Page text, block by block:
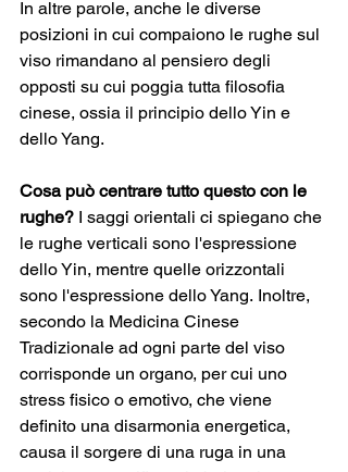
In altre parole, anche le diverse
posizioni in cui compaiono le rughe sul
viso rimandano al pensiero degli
opposti su cui poggia tutta filosofia
cinese, ossia il principio dello Yin e
dello Yang.
Cosa può centrare tutto questo con le
rughe? I saggi orientali ci spiegano che
le rughe verticali sono l'espressione
dello Yin, mentre quelle orizzontali
sono l'espressione dello Yang. Inoltre,
secondo la Medicina Cinese
Tradizionale ad ogni parte del viso
corrisponde un organo, per cui uno
stress fisico o emotivo, che viene
definito una disarmonia energetica,
causa il sorgere di una ruga in una